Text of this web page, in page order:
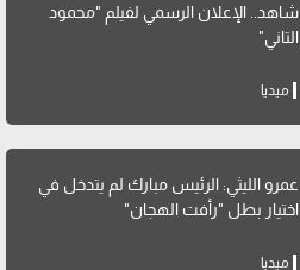
شاهد.. الإعلان الرسمي لفيلم "محمود
التاني"
ميديا
عمرو الليثي: الرئيس مبارك لم يتدخل في
اختيار بطل "رأفت الهجان"
ميديا